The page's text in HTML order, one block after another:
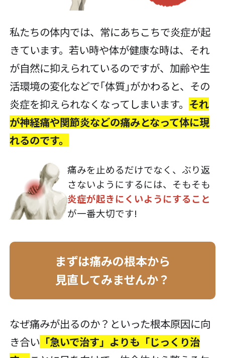
私たちの体内では、常にあちこちで炎症が起
きています。若い時や体が健康な時は、それ
が自然に抑えられているのですが、加齢や生
活環境の変化などで｢体質｣がかわると、その
炎症を抑えられなくなってしまいます。 それ
が神経痛や関節炎などの痛みとなって体に現
れるのです。
痛みを止めるだけでなく、ぶり返
さないようにするには、そもそも
炎症が起きにくいようにすること
が一番大切です!
まずは痛みの根本から
見直してみませんか？
なぜ痛みが出るのか？といった根本原因に向
き合い 「急いで治す」よりも「じっくり治